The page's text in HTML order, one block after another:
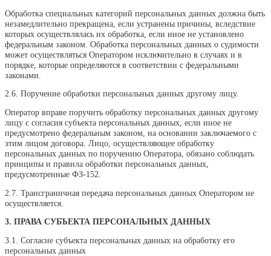
Обработка специальных категорий персональных данных должна быть
незамедлительно прекращена, если устранены причины, вследствие
которых осуществлялась их обработка, если иное не установлено
федеральным законом. Обработка персональных данных о судимости
может осуществляться Оператором исключительно в случаях и в
порядке, которые определяются в соответствии с федеральными
законами.
2.6. Поручение обработки персональных данных другому лицу.
Оператор вправе поручить обработку персональных данных другому
лицу с согласия субъекта персональных данных, если иное не
предусмотрено федеральным законом, на основании заключаемого с
этим лицом договора. Лицо, осуществляющее обработку
персональных данных по поручению Оператора, обязано соблюдать
принципы и правила обработки персональных данных,
предусмотренные ФЗ-152.
2.7. Трансграничная передача персональных данных Оператором не
осуществляется.
3. ПРАВА СУБЪЕКТА ПЕРСОНАЛЬНЫХ ДАННЫХ
3.1. Согласие субъекта персональных данных на обработку его
персональных данных